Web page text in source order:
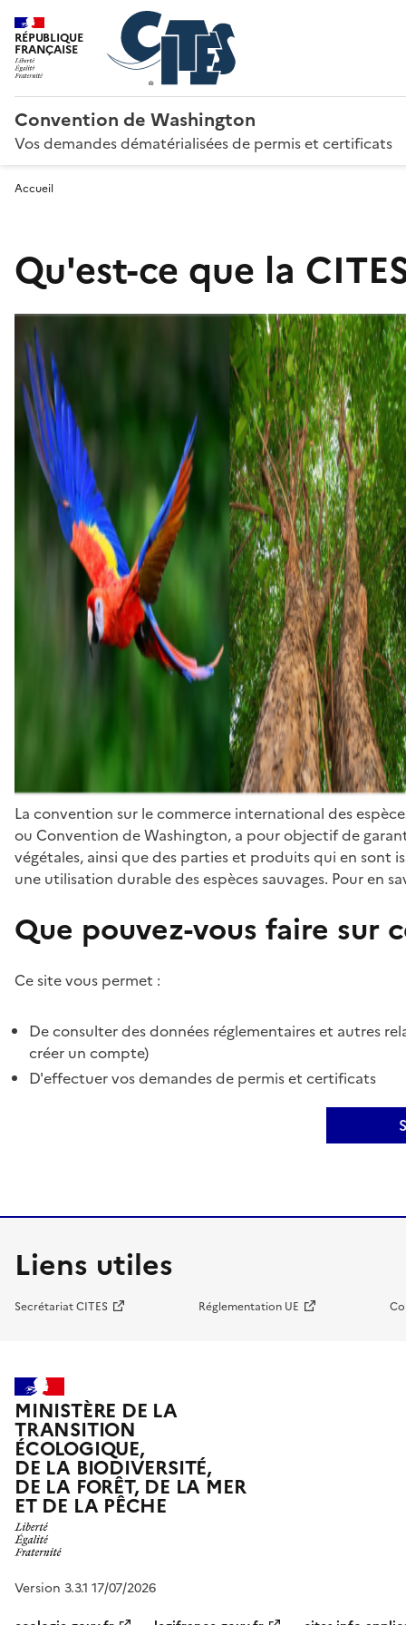
RÉPUBLIQUE
FRANÇAISE
Convention de Washington
Vos demandes dématérialisées de permis et certificats
Accueil
Qu'est-ce que la
La convention sur le commerce international des
ou Convention de Washington, a pour objectif de
végétales, ainsi que des parties et produits qui en sont
une utilisation durable des espèces sauvages. Pour en
Que pouvez-vous faire sur
Ce site vous permet :
De consulter des données réglementaires et autres
créer un compte)
D'effectuer vos demandes de permis et certificats
Liens utiles
Secrétariat CITES Réglementation UE
MINISTÈRE DE LA
TRANSITION
ÉCOLOGIQUE,
DE LA BIODIVERSITÉ,
DE LA FORÊT, DE LA MER
ET DE LA PÊCHE
Version 3.3.1 17/07/2026